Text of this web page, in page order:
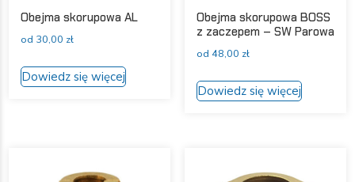
Obejma skorupowa AL
od 30,00 zł
Dowiedz się więcejprodukt
Obejma skorupowa BOSS
z zaczepem – SW Parowa
od 48,00 zł
Dowiedz się więcejprodukt